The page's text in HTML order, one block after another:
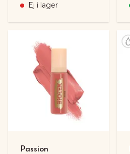
Ej i lager
Passion